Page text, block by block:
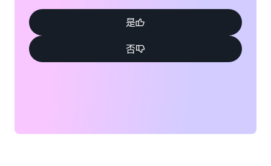
是
否